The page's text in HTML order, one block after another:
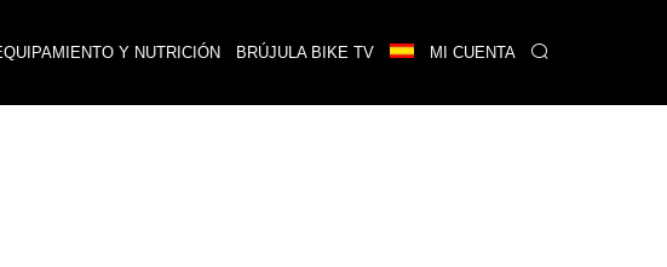
Y NUTRICIÓN BRÚJULA BIKE TV MI CUENTA